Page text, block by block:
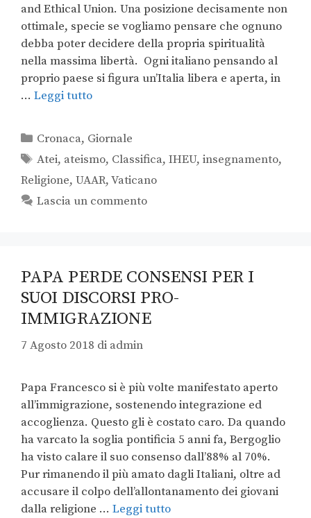
and Ethical Union. Una posizione decisamente non
ottimale, specie se vogliamo pensare che ognuno
debba poter decidere della propria spiritualità
nella massima libertà. Ogni italiano pensando al
proprio paese si figura un’Italia libera e aperta, in
… Leggi tutto
Cronaca, Giornale
Atei, ateismo, Classifica,IHEU,insegnamento,
Religione, UAAR,Vaticano
Lascia un commento
PAPA PERDE CONSENSI PER I
SUOI DISCORSI PRO-
IMMIGRAZIONE
7 Agosto 2018 di admin
Papa Francesco si è più volte manifestato aperto
all’immigrazione, sostenendo integrazione ed
accoglienza. Questo gli è costato caro. Da quando
ha varcato la soglia pontificia 5 anni fa, Bergoglio
ha visto calare il suo consenso dall’88% al 70%.
Pur rimanendo il più amato dagli Italiani, oltre ad
accusare il colpo dell’allontanamento dei giovani
dalla religione … Leggi tutto